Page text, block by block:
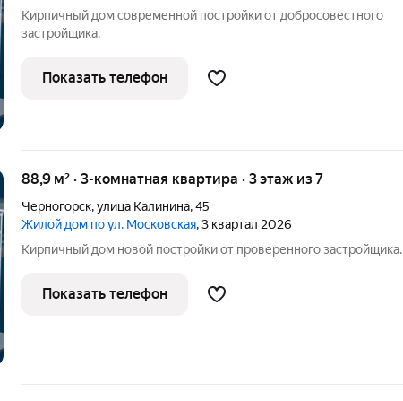
Кирпичный дом современной постройки от добросовестного
застройщика.
Показать телефон
88,9 м² · 3-комнатная квартира · 3 этаж из 7
Черногорск,улица Калинина,45
Жилой дом по ул. Московская, 3 квартал 2026
Кирпичный дом новой постройки от проверенного застройщика.
Показать телефон